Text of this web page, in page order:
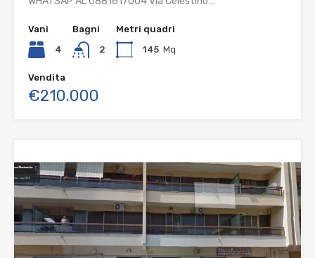
Vani
4
Bagni
2
Metri quadri
145 Mq
Vendita
€210.000